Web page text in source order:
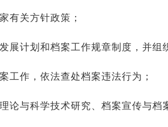
有关方针政策；
展计划和档案工作规章制度，并组
工作，依法查处档案违法行为；
论与科学技术研究、档案宣传与档